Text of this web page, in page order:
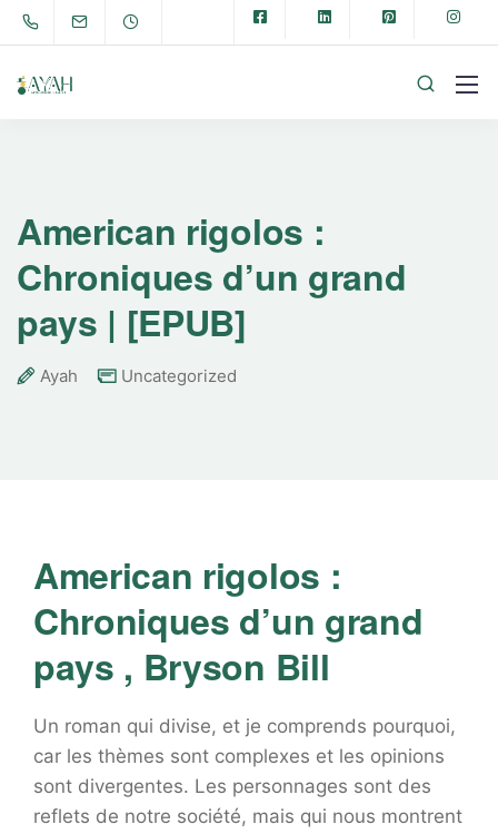
American rigolos :
Chroniques d’un grand
pays | [EPUB]
Ayah Uncategorized
American rigolos :
Chroniques d’un grand
pays , Bryson Bill
Un roman qui divise, et je comprends pourquoi,
car les thèmes sont complexes et les opinions
sont divergentes. Les personnages sont des
reflets de notre société, mais qui nous montrent